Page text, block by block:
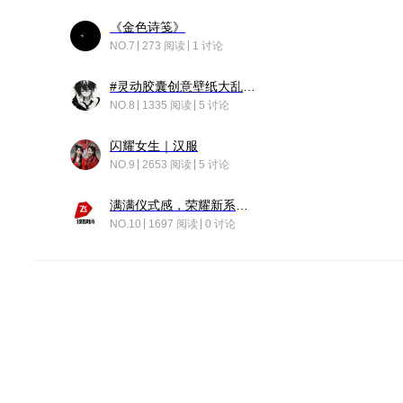
《金色诗笺》
NO.7 273 阅读 1 讨论
NO.8 1335 阅读 5 讨论
闪耀女生｜汉服
NO.9 2653 阅读 5 讨论
NO.10 1697 阅读 0 讨论